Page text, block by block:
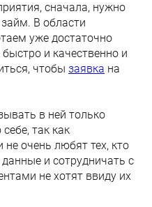
сначала, нужно
В области
уже достаточно
и качественно и
чтобы заявка на
в ней только
так как
очень любят тех, кто
и сотрудничать с
не хотят ввиду их